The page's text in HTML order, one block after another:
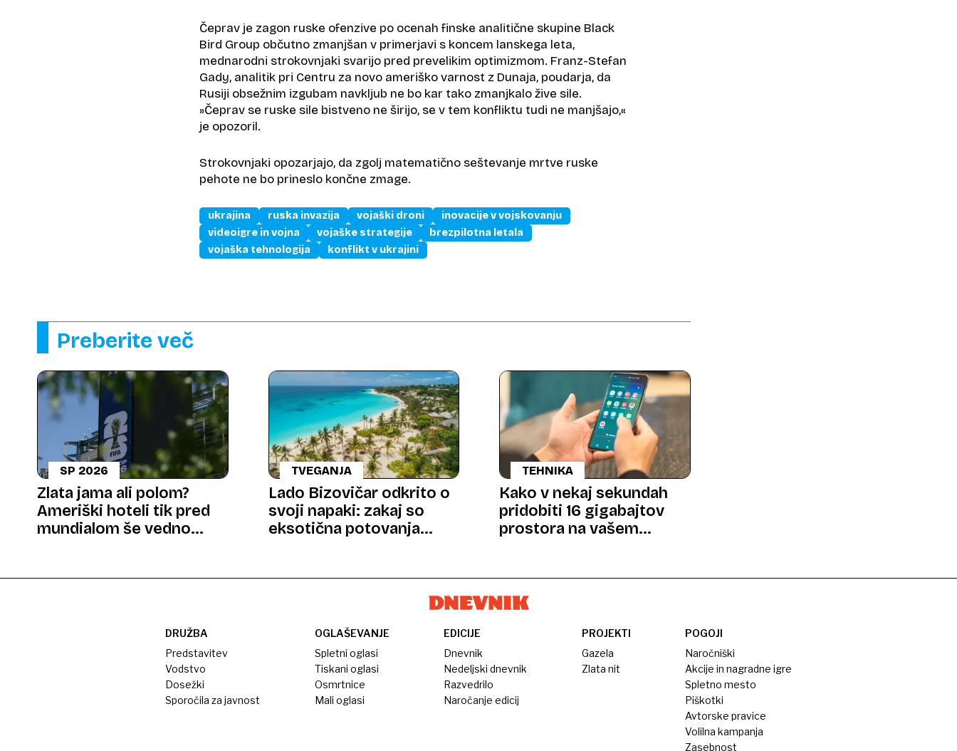
Čeprav je zagon ruske ofenzive po ocenah finske analitične skupine Black
Bird Group občutno zmanjšan v primerjavi s koncem lanskega leta,
mednarodni strokovnjaki svarijo pred prevelikim optimizmom. Franz-Stefan
Gady, analitik pri Centru za novo ameriško varnost z Dunaja, poudarja, da
Rusiji obsežnim izgubam navkljub ne bo kar tako zmanjkalo žive sile.
»Čeprav se ruske sile bistveno ne širijo, se v tem konfliktu tudi ne manjšajo,«
je opozoril.
Strokovnjaki opozarjajo, da zgolj matematično seštevanje mrtve ruske
pehote ne bo prineslo končne zmage.
ukrajina ruska invazija vojaški droni
inovacije v vojskovanju
videoigre in vojna
vojaške strategije
brezpilotna letala
vojaška tehnologija
konflikt v ukrajini
Preberite več
SP 2026
Zlata jama ali polom?
Ameriški hoteli tik pred
mundialom še vedno
TVEGANJA
Lado Bizovičar odkrito o
svoji napaki: zakaj so
eksotična potovanja
TEHNIKA
Kako v nekaj sekundah
pridobiti 16 gigabajtov
prostora na vašem
DRUŽBA
Predstavitev
Vodstvo
Dosežki
Sporočila za javnost
OGLAŠEVANJE
Spletni oglasi
Tiskani oglasi
Osmrtnice
Mali oglasi
EDICIJE
Dnevnik
Nedeljski dnevnik
Razvedrilo
Naročanje edicij
PROJEKTI
Gazela
Zlata nit
POGOJI
Naročniški
Akcije in nagradne igre
Spletno mesto
Piškotki
Avtorske pravice
Volilna kampanja
Zasebnost